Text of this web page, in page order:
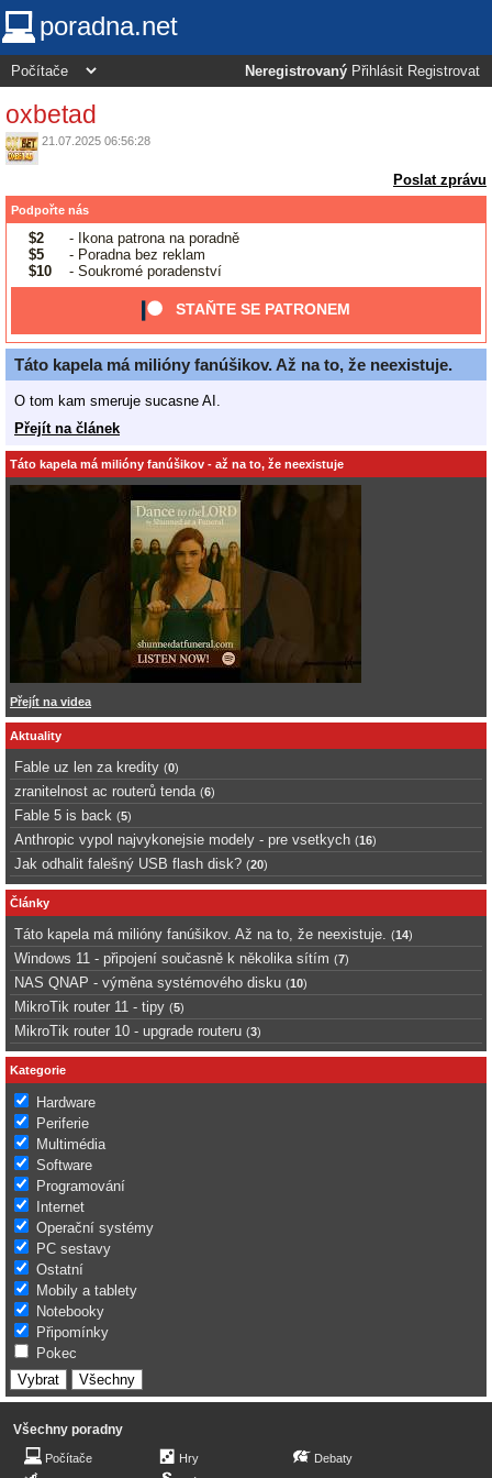
poradna.net
Neregistrovaný Přihlásit Registrovat
oxbetad
21.07.2025 06:56:28
Poslat zprávu
Podpořte nás
$2
- Ikona patrona na poradně
$5
- Poradna bez reklam
$10
- Soukromé poradenství
STAŇTE SE PATRONEM
Táto kapela má milióny fanúšikov. Až na to, že neexistuje.
O tom kam smeruje sucasne AI.
Přejít na článek
Táto kapela má milióny fanúšikov - až na to, že neexistuje
Přejít na videa
Aktuality
Fable uz len za kredity (0)
zranitelnost ac routerů tenda (6)
Fable 5 is back (5)
Anthropic vypol najvykonejsie modely - pre vsetkych (16)
Jak odhalit falešný USB flash disk? (20)
Články
Táto kapela má milióny fanúšikov. Až na to, že neexistuje. (14)
Windows 11 - připojení současně k několika sítím (7)
NAS QNAP - výměna systémového disku (10)
MikroTik router 11 - tipy (5)
MikroTik router 10 - upgrade routeru (3)
Kategorie
Hardware
Periferie
Multimédia
Software
Programování
Internet
Operační systémy
PC sestavy
Ostatní
Mobily a tablety
Notebooky
Připomínky
Pokec
Všechny poradny
Počítače
Hry
Debaty